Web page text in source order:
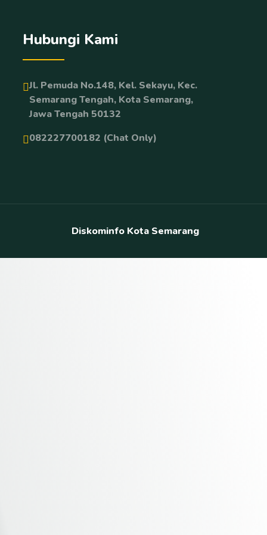
Hubungi Kami
Jl. Pemuda No.148, Kel. Sekayu, Kec.
Semarang Tengah, Kota Semarang,
Jawa Tengah 50132
082227700182 (Chat Only)
Diskominfo Kota Semarang